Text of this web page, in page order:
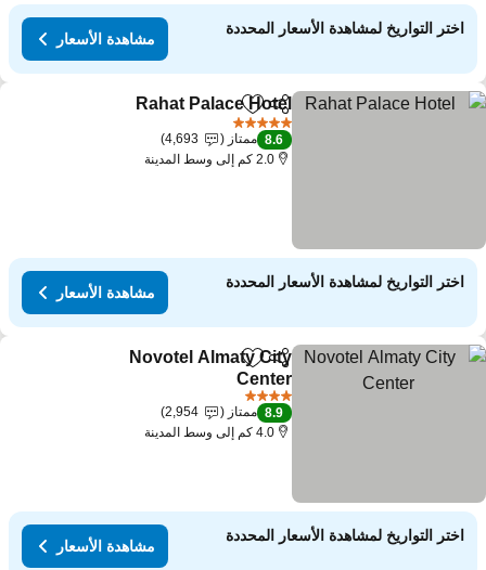
اختر التواريخ لمشاهدة الأسعار المحددة
مشاهدة الأسعار
مشاركةAdd to favorites
Rahat Palace Hotel
8.6 ممتاز
4,693
2.0 كم إلى وسط المدينة
اختر التواريخ لمشاهدة الأسعار المحددة
مشاهدة الأسعار
مشاركةAdd to favorites
Novotel Almaty City
Center
8.9 ممتاز
2,954
4.0 كم إلى وسط المدينة
اختر التواريخ لمشاهدة الأسعار المحددة
مشاهدة الأسعار